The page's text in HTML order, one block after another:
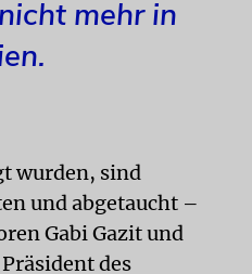
mehr in
wurden, sind
und abgetaucht –
Gabi Gazit und
des